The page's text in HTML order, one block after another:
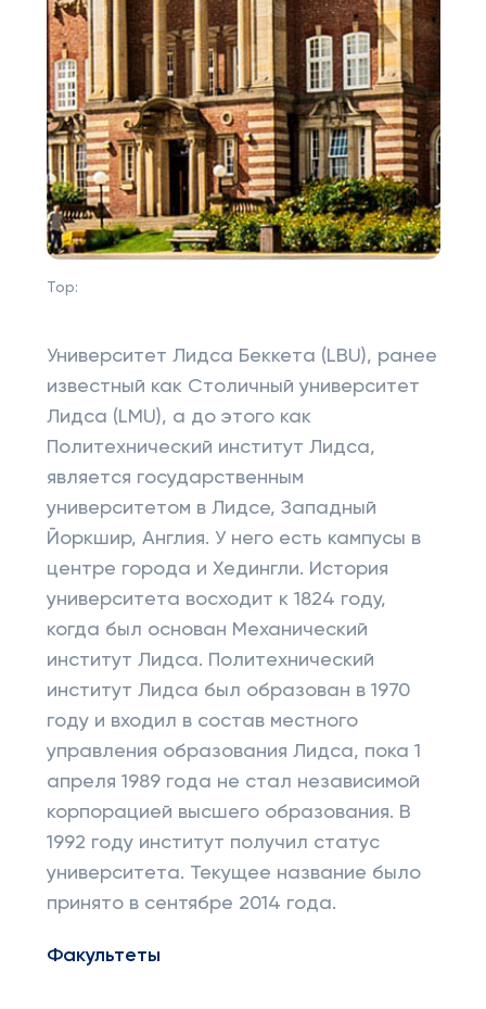
Top:
Университет Лидса Беккета (LBU), ранее
известный как Столичный университет
Лидса (LMU), а до этого как
Политехнический институт Лидса,
является государственным
университетом в Лидсе, Западный
Йоркшир, Англия. У него есть кампусы в
центре города и Хедингли. История
университета восходит к 1824 году,
когда был основан Механический
институт Лидса. Политехнический
институт Лидса был образован в 1970
году и входил в состав местного
управления образования Лидса, пока 1
апреля 1989 года не стал независимой
корпорацией высшего образования. В
1992 году институт получил статус
университета. Текущее название было
принято в сентябре 2014 года.
Факультеты